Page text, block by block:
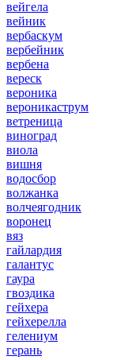
вейгела
вейник
вербаскум
вербейник
вербена
вереск
вероника
вероникаструм
ветреница
виноград
виола
вишня
водосбор
волжанка
волчеягодник
воронец
вяз
гайлардия
галантус
гаура
гвоздика
гейхера
гейхерелла
гелениум
герань